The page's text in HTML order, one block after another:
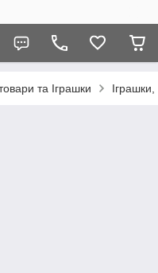
та Іграшки